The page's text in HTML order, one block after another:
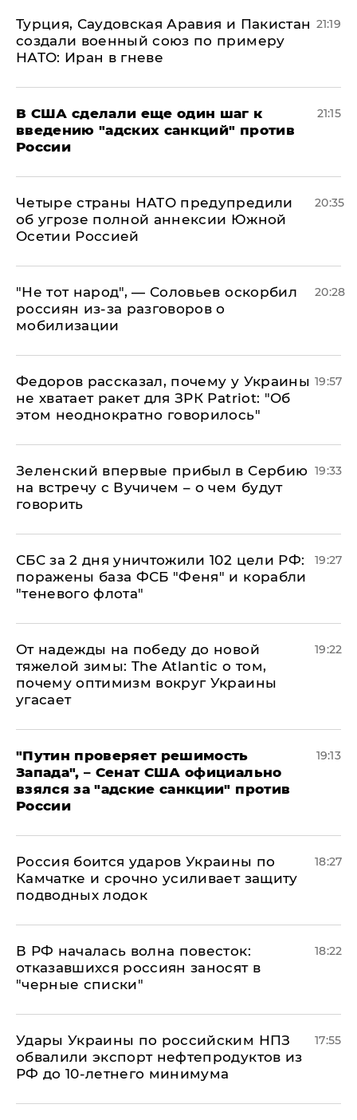
Турция, Саудовская Аравия и Пакистан
создали военный союз по примеру
НАТО: Иран в гневе
21:19
В США сделали еще один шаг к
введению "адских санкций" против
России
21:15
Четыре страны НАТО предупредили
об угрозе полной аннексии Южной
Осетии Россией
20:35
​"Не тот народ", — Соловьев оскорбил
россиян из-за разговоров о
мобилизации
20:28
Федоров рассказал, почему у Украины
не хватает ракет для ЗРК Patriot: "Об
этом неоднократно говорилось"
19:57
Зеленский впервые прибыл в Сербию
на встречу с Вучичем – о чем будут
говорить
19:33
СБС за 2 дня уничтожили 102 цели РФ:
поражены база ФСБ "Феня" и корабли
"теневого флота"
19:27
От надежды на победу до новой
тяжелой зимы: The Atlantic о том,
почему оптимизм вокруг Украины
угасает
19:22
"Путин проверяет решимость
Запада", – Сенат США официально
взялся за "адские санкции" против
России
19:13
Россия боится ударов Украины по
Камчатке и срочно усиливает защиту
подводных лодок
18:27
​В РФ началась волна повесток:
отказавшихся россиян заносят в
"черные списки"
18:22
Удары Украины по российским НПЗ
обвалили экспорт нефтепродуктов из
РФ до 10-летнего минимума
17:55